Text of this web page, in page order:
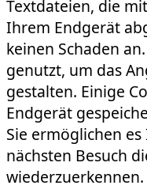
Textdateien, die
Ihrem Endgerät
keinen Schaden
genutzt, um das
gestalten. Einige
Endgerät
Sie ermöglichen
nächsten Besuch
wiederzuerkennen.